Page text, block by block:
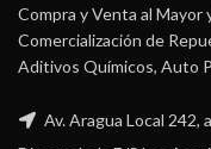
Compra y Venta al
Comercialización de
Aditivos Químicos, Auto
Av. Aragua Local 242,